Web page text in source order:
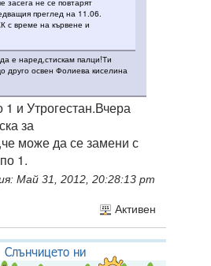
засега не се повтарят
преглед на 11.06.
с време на кървене и
е наред,стискам палци!Ти
друго освен Фолиева киселина
и Утрогестан.Вчера
за
може да се замени с
1.
Май 31, 2012, 20:28:13 pm
Активен